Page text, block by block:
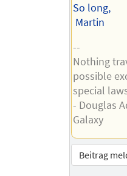
So long,
Martin
--
Nothing
possible
special
- Douglas
Galaxy
Beitrag